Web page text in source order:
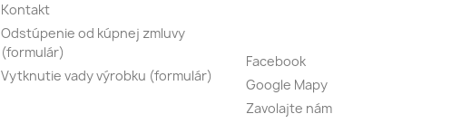
Kontakt
Odstúpenie od kúpnej zmluvy
(formulár)
Vytknutie vady výrobku (formulár)
Facebook
Google Mapy
Zavolajte nám